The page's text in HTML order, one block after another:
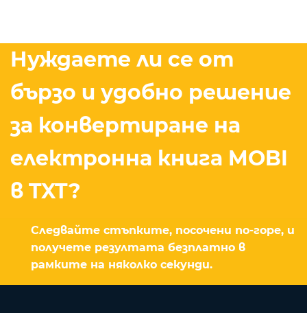
Нуждаете ли се от
бързо и удобно решение
за конвертиране на
електронна книга MOBI
в TXT?
Следвайте стъпките, посочени по-горе, и
получете резултата безплатно в
рамките на няколко секунди.